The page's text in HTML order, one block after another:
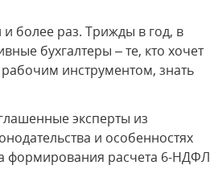
и более раз. Трижды в год, в
бухгалтеры – те, кто хочет
инструментом, знать
эксперты из
и особенностях
формирования расчета 6-НДФЛ